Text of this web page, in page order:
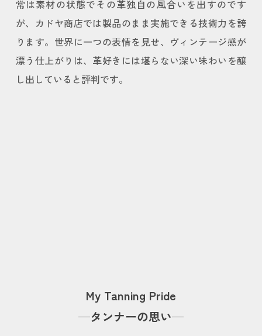
常は素材の状態でその革独自の風合いを出すのです
が、カドヤ商店では製品のまま実施できる技術力を誇
ります。世界に一つの表情を見せ、ヴィンテージ感が
漂う仕上がりは、革好きには堪らない深い味わいを醸
し出していると評判です。
My Tanning Pride
─タンナーの思い─